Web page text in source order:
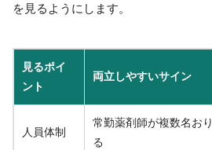
を見るようにします。
見るポイ
ント
両立しやすいサイン
人員体制
常勤薬剤師が複数名お
る